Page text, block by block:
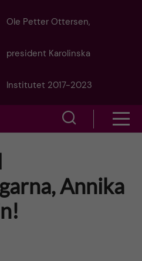
Ole Petter Ottersen,
president Karolinska
Institutet 2017-2023
w
o
Annika